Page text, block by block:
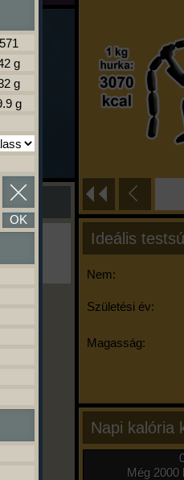
Ideális
Nem:
Születési év:
Magasság:
Napi kalória
Még 2000
OK